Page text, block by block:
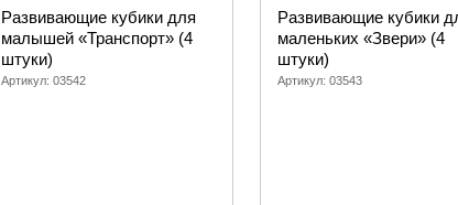
Развивающие кубики для
малышей «Транспорт» (4
штуки)
Артикул: 03542
Развивающие кубики
маленьких «Звери» (4
штуки)
Артикул: 03543